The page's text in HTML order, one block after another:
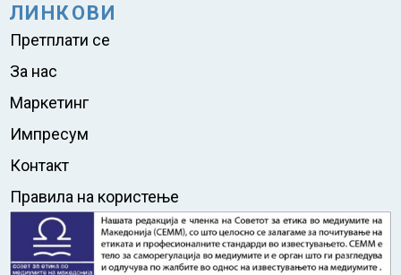
ЛИНКОВИ
Претплати се
За нас
Маркетинг
Импресум
Контакт
Правила на користење